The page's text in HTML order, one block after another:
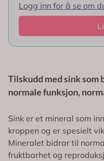
Logg inn for å se om
Tilskudd med sink
normale funksjon,
Sink er et mineral som
kroppen og er spesielt
Mineralet bidrar til
fruktbarhet og